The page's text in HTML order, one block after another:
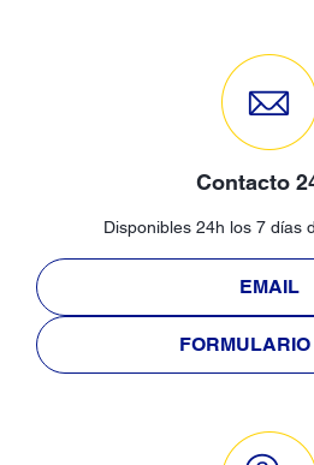
Contacto
Disponibles 24h los 7 días
EMAIL